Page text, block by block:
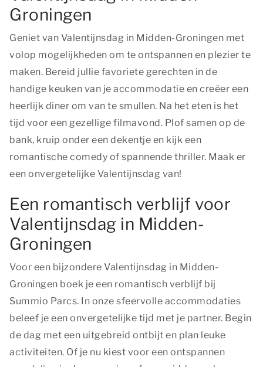
Groningen
Geniet van Valentijnsdag in Midden-Groningen met
volop mogelijkheden om te ontspannen en plezier te
maken. Bereid jullie favoriete gerechten in de
handige keuken van je accommodatie en creëer een
heerlijk diner om van te smullen. Na het eten is het
tijd voor een gezellige filmavond. Plof samen op de
bank, kruip onder een dekentje en kijk een
romantische comedy of spannende thriller. Maak er
een onvergetelijke Valentijnsdag van!
Een romantisch verblijf voor
Valentijnsdag in Midden-
Groningen
Voor een bijzondere Valentijnsdag in Midden-
Groningen boek je een romantisch verblijf bij
Summio Parcs. In onze sfeervolle accommodaties
beleef je een onvergetelijke tijd met je partner. Begin
de dag met een uitgebreid ontbijt en plan leuke
activiteiten. Of je nu kiest voor een ontspannen